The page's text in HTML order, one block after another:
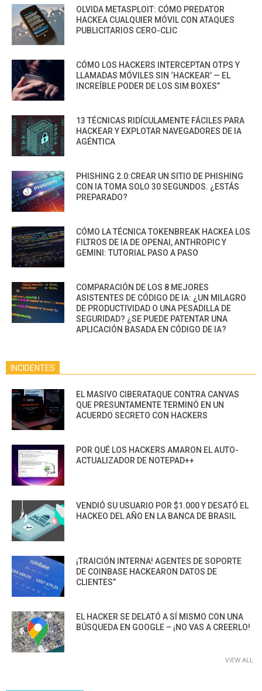
OLVIDA METASPLOIT: CÓMO PREDATOR
HACKEA CUALQUIER MÓVIL CON ATAQUES
PUBLICITARIOS CERO-CLIC
CÓMO LOS HACKERS INTERCEPTAN OTPS Y
LLAMADAS MÓVILES SIN ‘HACKEAR’ — EL
INCREÍBLE PODER DE LOS SIM BOXES”
13 TÉCNICAS RIDÍCULAMENTE FÁCILES PARA
HACKEAR Y EXPLOTAR NAVEGADORES DE IA
AGÉNTICA
PHISHING 2.0:CREAR UN SITIO DE PHISHING
CON IA TOMA SOLO 30 SEGUNDOS. ¿ESTÁS
PREPARADO?
CÓMO LA TÉCNICA TOKENBREAK HACKEA LOS
FILTROS DE IA DE OPENAI, ANTHROPIC Y
GEMINI: TUTORIAL PASO A PASO
COMPARACIÓN DE LOS 8 MEJORES
ASISTENTES DE CÓDIGO DE IA: ¿UN MILAGRO
DE PRODUCTIVIDAD O UNA PESADILLA DE
SEGURIDAD? ¿SE PUEDE PATENTAR UNA
APLICACIÓN BASADA EN CÓDIGO DE IA?
INCIDENTES
EL MASIVO CIBERATAQUE CONTRA CANVAS
QUE PRESUNTAMENTE TERMINÓ EN UN
ACUERDO SECRETO CON HACKERS
POR QUÉ LOS HACKERS AMARON EL AUTO-
ACTUALIZADOR DE NOTEPAD++
VENDIÓ SU USUARIO POR $1.000 Y DESATÓ EL
HACKEO DEL AÑO EN LA BANCA DE BRASIL
¡TRAICIÓN INTERNA! AGENTES DE SOPORTE
DE COINBASE HACKEARON DATOS DE
CLIENTES”
EL HACKER SE DELATÓ A SÍ MISMO CON UNA
BÚSQUEDA EN GOOGLE – ¡NO VAS A CREERLO!
VIEW ALL